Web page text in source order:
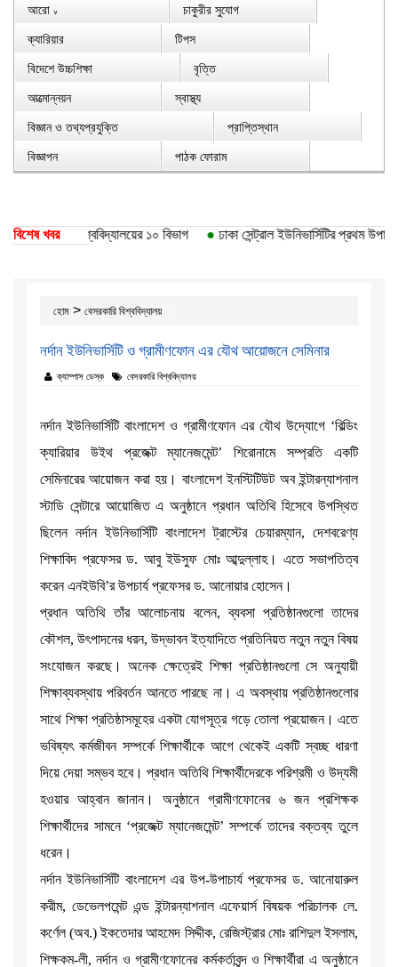
আরো ∨
চাকুরীর সুযোগ
ক্যারিয়ার
টিপস
বিদেশে উচ্চশিক্ষা
বৃত্তি
আত্মোন্নয়ন
স্বাস্থ্য
বিজ্ঞান ও তথ্যপ্রযুক্তি
প্রাপ্তিস্থান
বিজ্ঞাপন
পাঠক ফোরাম
বিশেষ খবরঢাকা বিশ্ববিদ্যালয়ের ১০ বিভাগ ঢাকা সেন্ট্রাল ইউনিভার্সিটির প্রথম
হোম > বেসরকারি বিশ্ববিদ্যালয়
নর্দান ইউনিভার্সিটি ও গ্রামীণফোন এর যৌথ আয়োজনে সেমিনার
ক্যাম্পাস ডেস্ক বেসরকারি বিশ্ববিদ্যালয়
নর্দান ইউনিভার্সিটি বাংলাদেশ ও গ্রামীণফোন এর যৌথ উদ্যোগে ‘বিল্ডিং
ক্যারিয়ার উইথ প্রজেক্ট ম্যানেজমেন্ট’ শিরোনামে সম্প্রতি একটি
সেমিনারের আয়োজন করা হয়। বাংলাদেশ ইনস্টিটিউট অব ইন্টারন্যাশনাল
স্টাডি সেন্টারে আয়োজিত এ অনুষ্ঠানে প্রধান অতিথি হিসেবে উপস্থিত
ছিলেন নর্দান ইউনিভার্সিটি বাংলাদেশ ট্রাস্টের চেয়ারম্যান, দেশবরেণ্য
শিক্ষাবিদ প্রফেসর ড. আবু ইউসুফ মোঃ আব্দুল্লাহ। এতে সভাপতিত্ব
করেন এনইউবি’র উপচার্য প্রফেসর ড. আনোয়ার হোসেন।
প্রধান অতিথি তাঁর আলোচনায় বলেন, ব্যবসা প্রতিষ্ঠানগুলো তাদের
কৌশল, উৎপাদনের ধরন, উদ্ভাবন ইত্যাদিতে প্রতিনিয়ত নতুন নতুন বিষয়
সংযোজন করছে। অনেক ক্ষেত্রেই শিক্ষা প্রতিষ্ঠানগুলো সে অনুযায়ী
শিক্ষাব্যবস্থায় পরিবর্তন আনতে পারছে না। এ অবস্থায় প্রতিষ্ঠানগুলোর
সাথে শিক্ষা প্রতিষ্ঠাসমূহের একটা যোগসূত্র গড়ে তোলা প্রয়োজন। এতে
ভবিষ্যৎ কর্মজীবন সম্পর্কে শিক্ষার্থীকে আগে থেকেই একটি স্বচ্ছ ধারণা
দিয়ে দেয়া সম্ভব হবে। প্রধান অতিথি শিক্ষার্থীদেরকে পরিশ্রমী ও উদ্যমী
হওয়ার আহ্বান জানান। অনুষ্ঠানে গ্রামীণফোনের ৬ জন প্রশিক্ষক
শিক্ষার্থীদের সামনে ‘প্রজেক্ট ম্যানেজমেন্ট’ সম্পর্কে তাদের বক্তব্য তুলে
ধরেন।
নর্দান ইউনিভার্সিটি বাংলাদেশ এর উপ-উপাচার্য প্রফেসর ড. আনোয়ারুল
করীম, ডেভেলপমেন্ট এন্ড ইন্টারন্যাশনাল এফেয়ার্স বিষয়ক পরিচালক লে.
কর্ণেল (অব.) ইকতেদার আহমেদ সিদ্দীক, রেজিস্ট্রার মোঃ রাশিদুল ইসলাম,
শিক্ষকম-লী, নর্দান ও গ্রামীণফোনের কর্মকর্তাবৃন্দ ও শিক্ষার্থীরা এ অনুষ্ঠানে